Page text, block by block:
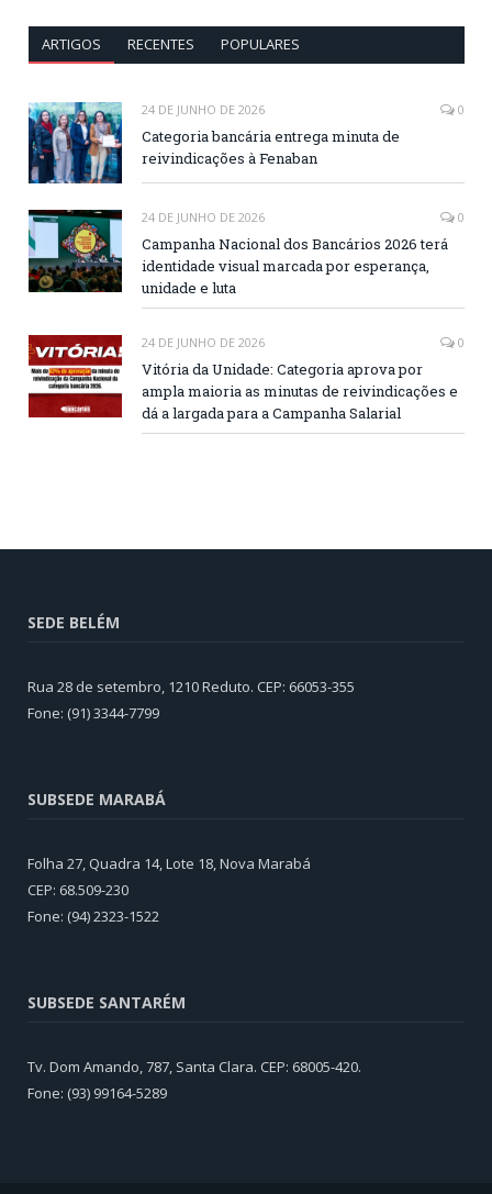
ARTIGOS RECENTES POPULARES
24 DE JUNHO DE 2026 0
Categoria bancária entrega minuta de
reivindicações à Fenaban
24 DE JUNHO DE 2026 0
Campanha Nacional dos Bancários 2026 terá
identidade visual marcada por esperança,
unidade e luta
24 DE JUNHO DE 2026 0
Vitória da Unidade: Categoria aprova por
ampla maioria as minutas de reivindicações e
dá a largada para a Campanha Salarial
SEDE BELÉM
Rua 28 de setembro, 1210 Reduto. CEP: 66053-355
Fone: (91) 3344-7799
SUBSEDE MARABÁ
Folha 27, Quadra 14, Lote 18, Nova Marabá
CEP: 68.509-230
Fone: (94) 2323-1522
SUBSEDE SANTARÉM
Tv. Dom Amando, 787, Santa Clara. CEP: 68005-420.
Fone: (93) 99164-5289